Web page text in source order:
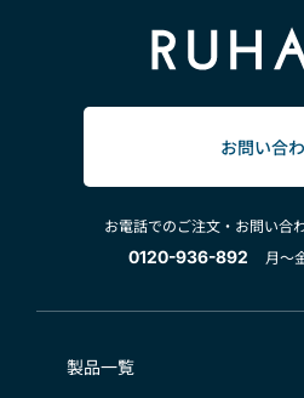
合、当社は、会員に対し随時必
2. 前項の通知は、当サイト上に
会員登録について
当サイトにおいてのご購入は、
か「会員登録せずに購入」のど
※ログインには、会員登録時に
およびパスワードが必要になり
号、購入履歴などの大切な個人
お問い合
お電話でのご注文・お問い合
0120-936-892
月～
製品一覧